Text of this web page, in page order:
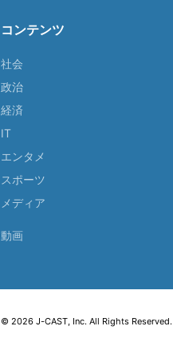
コンテンツ
社会
政治
経済
IT
エンタメ
スポーツ
メディア
動画
© 2026 J-CAST, Inc. All Rights Reserved.